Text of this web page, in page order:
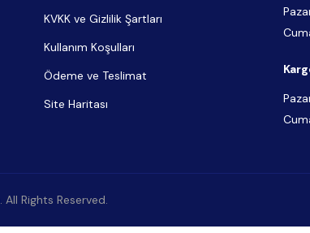
KVKK ve Gizlilik Şartları
Kullanım Koşulları
Ödeme ve Teslimat
Site Haritası
. All Rights Reserved.